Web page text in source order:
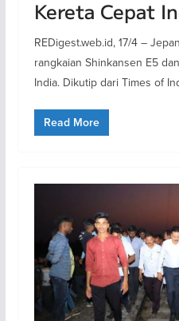
Kereta Cepat
REDigest.web.id, 17/4 –
rangkaian Shinkansen E5
India. Dikutip dari Times of
Read More